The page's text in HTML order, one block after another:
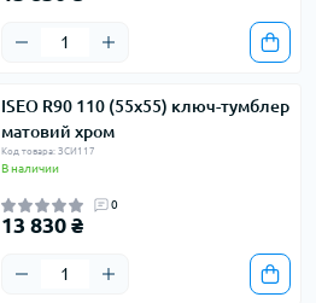
ISEO R90 110 (55х55) ключ-тумблер
матовий хром
Код товара: ЗСИ117
В наличии
0
13 830 ₴